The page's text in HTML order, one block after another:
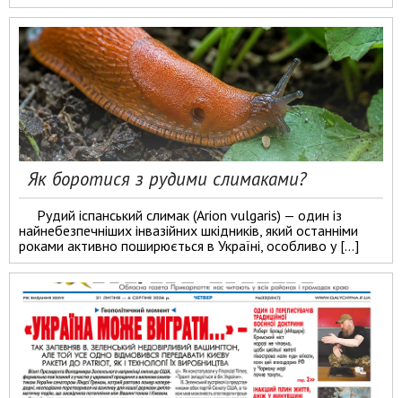
Як боротися з рудими слимаками?
Рудий іспанський слимак (Arion vulgaris) — один із
найнебезпечніших інвазійних шкідників, який останніми
роками активно поширюється в Україні, особливо у […]